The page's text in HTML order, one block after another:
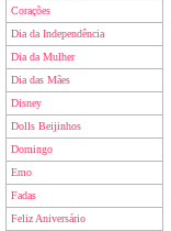
Corações
Dia da Independência
Dia da Mulher
Dia das Mães
Disney
Dolls Beijinhos
Domingo
Emo
Fadas
Feliz Aniversário